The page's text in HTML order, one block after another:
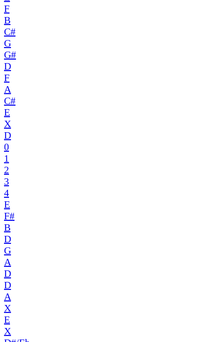
F
B
C#
G
G#
D
F
A
C#
E
X
D
0
1
2
3
4
E
F#
B
D
G
A
D
D
A
X
E
X